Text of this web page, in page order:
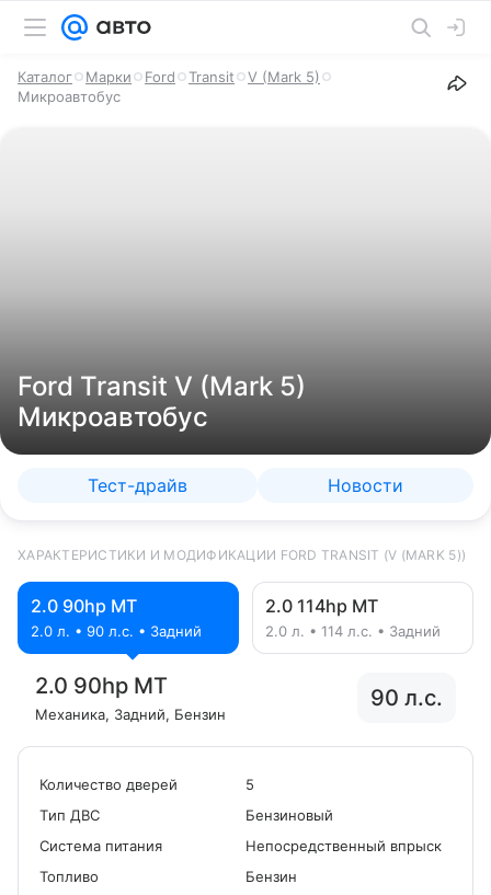
Каталог Марки Ford Transit
V (Mark 5)
Микроавтобус
Ford Transit V (Mark 5)
Микроавтобус
Тест-драйв Новости
ХАРАКТЕРИСТИКИ И МОДИФИКАЦИИ FORD TRANSIT (V (MARK 5))
2.0 90hp MT
2.0 л. • 90 л.с. • Задний
2.0 114hp MT
2.0 л. • 114 л.с. • Задний
2.0 90hp MT
Механика, Задний, Бензин
90 л.с.
Количество дверей
5
Tип ДВС
Бензиновый
Система питания
Непосредственный впрыск
Топливо
Бензин